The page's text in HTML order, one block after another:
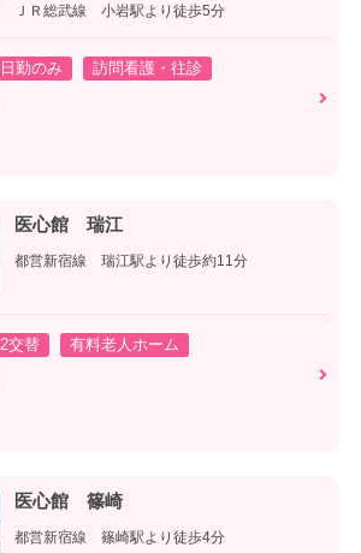
ＪＲ総武線 小岩駅より徒歩5分
日勤のみ
訪問看護・往診
医心館 瑞江
都営新宿線 瑞江駅より徒歩約11分
2交替
有料老人ホーム
医心館 篠崎
都営新宿線 篠崎駅より徒歩4分